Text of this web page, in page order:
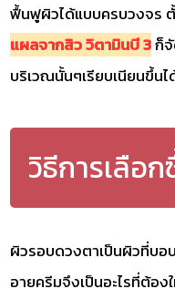
ฟื้นฟูผิวได้แบบครบวงจร
แผลจากสิว วิตามินบี 3ก็
บริเวณนั้นๆเรียบเนียนขึ้น
วิธีการเลือ
ผิวรอบดวงตาเป็นผิวที่บอ
อายครีมจึงเป็นอะไรที่ต้อ